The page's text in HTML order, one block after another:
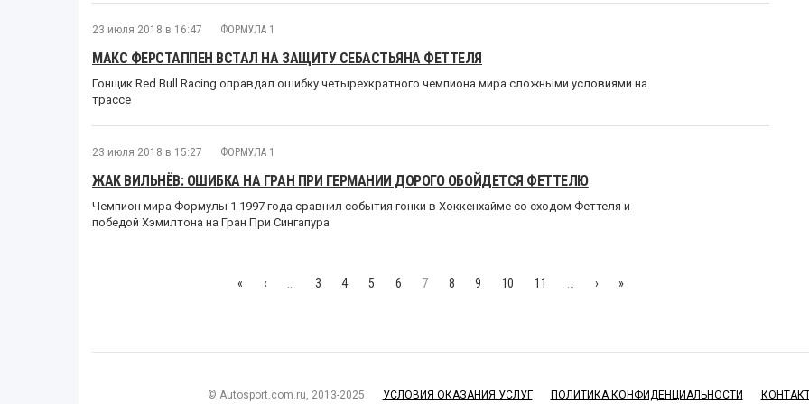
23 июля 2018 в 16:47 ФОРМУЛА 1
МАКС ФЕРСТАППЕН ВСТАЛ НА ЗАЩИТУ СЕБАСТЬЯНА ФЕТТЕЛЯ
Гонщик Red Bull Racing оправдал ошибку четырехкратного чемпиона мира сложными условиями на
трассе
23 июля 2018 в 15:27 ФОРМУЛА 1
ЖАК ВИЛЬНЁВ: ОШИБКА НА ГРАН ПРИ ГЕРМАНИИ ДОРОГО ОБОЙДЕТСЯ ФЕТТЕЛЮ
Чемпион мира Формулы 1 1997 года сравнил события гонки в Хоккенхайме со сходом Феттеля и
победой Хэмилтона на Гран При Сингапура
« ‹ 3 4 5 6 7 8 9 10 11 › »
© Autosport.com.ru, 2013-2025 УСЛОВИЯ ОКАЗАНИЯ УСЛУГ ПОЛИТИКА КОНФИДЕНЦИАЛЬНОСТИ